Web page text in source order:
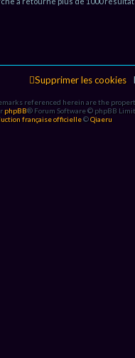
Supprimer les cookies
referenced herein are the
phpBB® Forum Software © phpBB
française officielle©Qiaeru